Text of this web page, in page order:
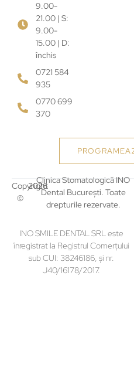
9.00-
21.00 | S:
9.00-
15.00 | D:
închis
0721 584
935
0770 699
370
Copyright
©
2026
Clinica Stomatologică INO
Dental București. Toate
drepturile rezervate.
INO SMILE DENTAL SRL este
înregistrat la Registrul Comerțului
sub CUI: 38246186, și nr.
J40/16178/2017.